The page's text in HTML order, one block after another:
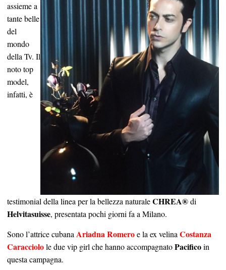
assieme a
tante belle
del
mondo
della Tv. Il
noto top
model,
infatti, è
testimonial della linea per la bellezza naturaleCHREA®di
Helvitasuisse, presentata pochi giorni fa a Milano.
Sono l’attrice cubanaAriadna Romeroe la ex velinaCostanza
Caracciolole due vip girl che hanno accompagnatoPacificoin
questa campagna.